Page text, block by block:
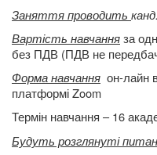
Заняття проводить
Вартість навчанняза
без ПДВ (ПДВ не
Форма навчання он-лайн
платформі Zoom
Термін навчання – 16
Будуть розглянуті